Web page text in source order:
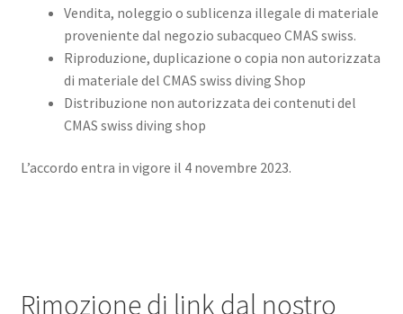
Vendita, noleggio o sublicenza illegale di materiale
proveniente dal negozio subacqueo CMAS swiss.
Riproduzione, duplicazione o copia non autorizzata
di materiale del CMAS swiss diving Shop
Distribuzione non autorizzata dei contenuti del
CMAS swiss diving shop
L’accordo entra in vigore il 4 novembre 2023.
Rimozione di link dal nostro